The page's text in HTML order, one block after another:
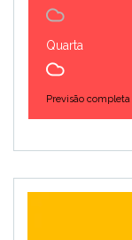
Quarta
Previsão completa